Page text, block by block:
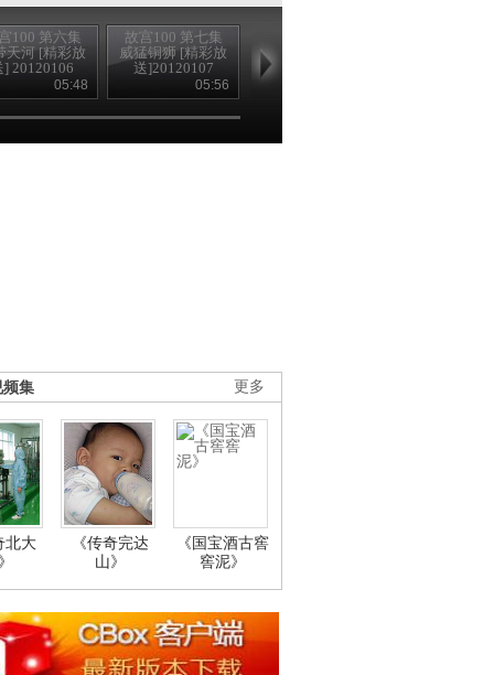
100 第六集
天河 [精彩放
] 20120106
05:48
故宫100 第七集
威猛铜狮 [精彩放
送]20120107
05:56
皇帝归宿 [精彩放
送] 20120108
更多
频集
北大
《传奇完达
山》
《国宝酒古窖
窖泥》